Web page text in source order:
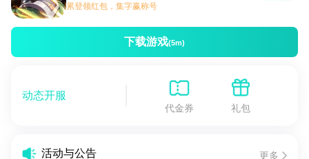
累登领红包，集字赢称号
下载游戏(5m)
动态开服
代金券 礼包
活动与公告 更多